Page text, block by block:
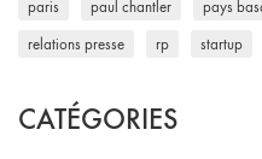
paris paul chantler pays
relations presse rp startup
CATÉGORIES